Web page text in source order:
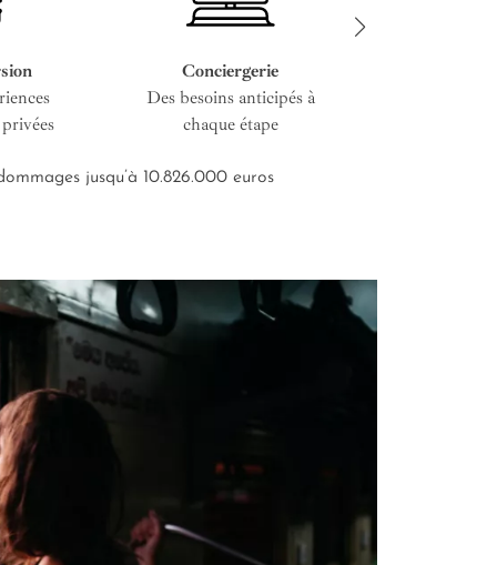
Conciergerie
Des besoins anticipés à
chaque étape
jusqu’à 10.826.000 euros